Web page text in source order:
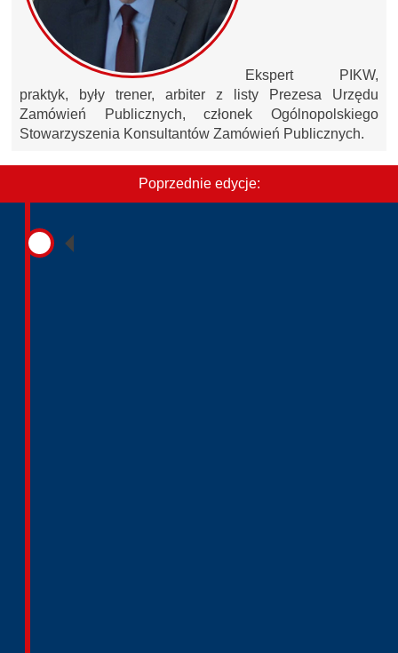
Ekspert PIKW,
praktyk, były trener, arbiter z listy Prezesa Urzędu
Zamówień Publicznych, członek Ogólnopolskiego
Stowarzyszenia Konsultantów Zamówień Publicznych.
Poprzednie edycje: